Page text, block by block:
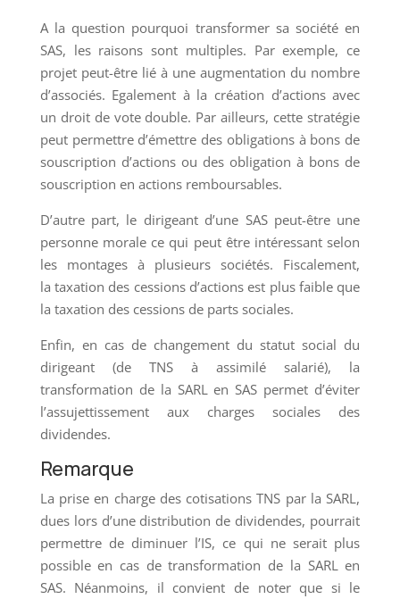
A la question pourquoi transformer sa société en
SAS, les raisons sont multiples. Par exemple, ce
projet peut-être lié à une augmentation du nombre
d’associés. Egalement à la création d’actions avec
un droit de vote double. Par ailleurs, cette stratégie
peut permettre d’émettre des obligations à bons de
souscription d’actions ou des obligation à bons de
souscription en actions remboursables.
D’autre part, le dirigeant d’une SAS peut-être une
personne morale ce qui peut être intéressant selon
les montages à plusieurs sociétés. Fiscalement,
la taxation des cessions d’actions est plus faible que
la taxation des cessions de parts sociales.
Enfin, en cas de changement du statut social du
dirigeant (de TNS à assimilé salarié), la
transformation de la SARL en SAS permet d’éviter
l’assujettissement aux charges sociales des
dividendes.
Remarque​
La prise en charge des cotisations TNS par la SARL,
dues lors d’une distribution de dividendes, pourrait
permettre de diminuer l’IS, ce qui ne serait plus
possible en cas de transformation de la SARL en
SAS. Néanmoins, il convient de noter que si le